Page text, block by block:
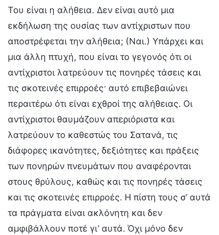
Του είναι η αλήθεια. Δεν είναι αυτό μια
εκδήλωση της ουσίας των αντίχριστων που
αποστρέφεται την αλήθεια; (Ναι.) Υπάρχει και
μια άλλη πτυχή, που είναι το γεγονός ότι οι
αντίχριστοι λατρεύουν τις πονηρές τάσεις και
τις σκοτεινές επιρροές· αυτό επιβεβαιώνει
περαιτέρω ότι είναι εχθροί της αλήθειας. Οι
αντίχριστοι θαυμάζουν απεριόριστα και
λατρεύουν το καθεστώς του Σατανά, τις
διάφορες ικανότητες, δεξιότητες και πράξεις
των πονηρών πνευμάτων που αναφέρονται
στους θρύλους, καθώς και τις πονηρές τάσεις
και τις σκοτεινές επιρροές. Η πίστη τους σ’ αυτά
τα πράγματα είναι ακλόνητη και δεν
αμφιβάλλουν ποτέ γι’ αυτά. Όχι μόνο δεν